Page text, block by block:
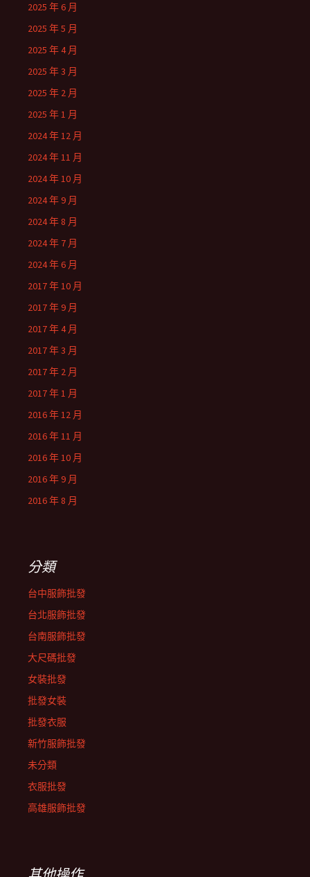
2025 年 6 月
2025 年 5 月
2025 年 4 月
2025 年 3 月
2025 年 2 月
2025 年 1 月
2024 年 12 月
2024 年 11 月
2024 年 10 月
2024 年 9 月
2024 年 8 月
2024 年 7 月
2024 年 6 月
2017 年 10 月
2017 年 9 月
2017 年 4 月
2017 年 3 月
2017 年 2 月
2017 年 1 月
2016 年 12 月
2016 年 11 月
2016 年 10 月
2016 年 9 月
2016 年 8 月
分類
台中服飾批發
台北服飾批發
台南服飾批發
大尺碼批發
女裝批發
批發女裝
批發衣服
新竹服飾批發
未分類
衣服批發
高雄服飾批發